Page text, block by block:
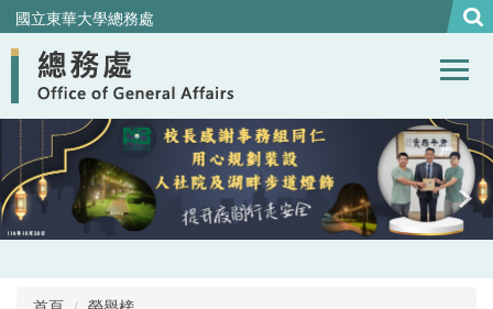
跳
到
主
內
容
區
國立東華大學總務處